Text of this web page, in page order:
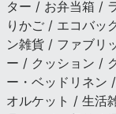
ター / お弁当箱 /
りかご / エコバッ
ン雑貨 / ファブリ
ー / クッション /
ー・ベッドリネン
オルケット / 生活